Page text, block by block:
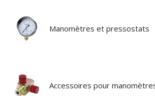
Manomètres et pressostats
Accessoires pour